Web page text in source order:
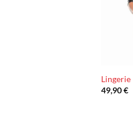
Lingerie
49,90€